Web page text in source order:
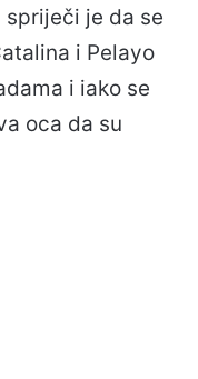
je da se
i Pelayo
i iako se
oca da su